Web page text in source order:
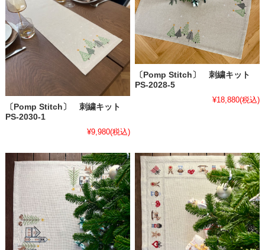
〔Pomp Stitch〕 刺繍キット
PS-2030-1
¥9,980(税込)
〔Pomp Stitch〕 刺繍キット
PS-2028-5
¥18,880(税込)